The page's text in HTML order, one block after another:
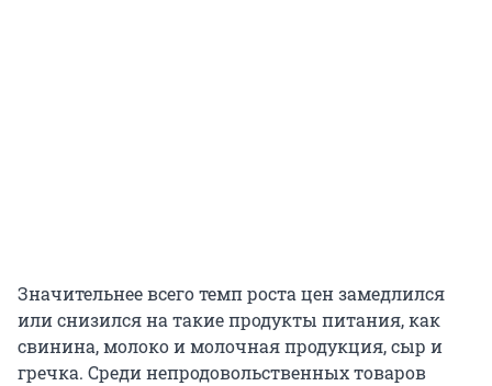
Значительнее всего темп роста цен замедлился
или снизился на такие продукты питания, как
свинина, молоко и молочная продукция, сыр и
гречка. Среди непродовольственных товаров